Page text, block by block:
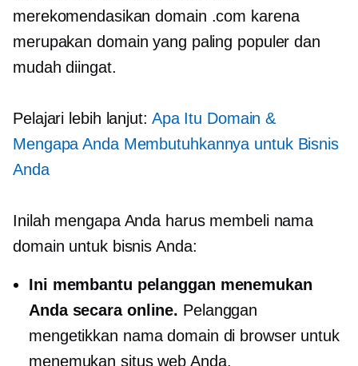
merekomendasikan domain .com karena
merupakan domain yang paling populer dan
mudah diingat.
Pelajari lebih lanjut: Apa Itu Domain &
Mengapa Anda Membutuhkannya untuk Bisnis
Anda
Inilah mengapa Anda harus membeli nama
domain untuk bisnis Anda:
Ini membantu pelanggan menemukan
Anda secara online. Pelanggan
mengetikkan nama domain di browser untuk
menemukan situs web Anda.